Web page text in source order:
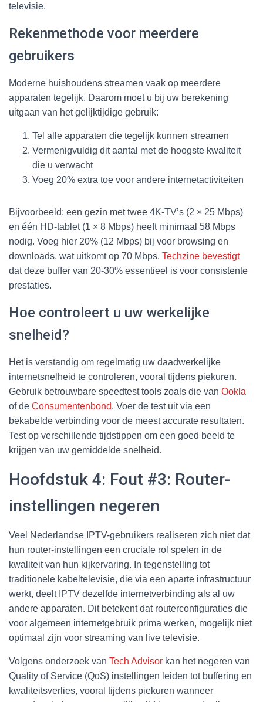
televisie.
Rekenmethode voor meerdere
gebruikers
Moderne huishoudens streamen vaak op meerdere
apparaten tegelijk. Daarom moet u bij uw berekening
uitgaan van het gelijktijdige gebruik:
Tel alle apparaten die tegelijk kunnen streamen
Vermenigvuldig dit aantal met de hoogste kwaliteit
die u verwacht
Voeg 20% extra toe voor andere internetactiviteiten
Bijvoorbeeld: een gezin met twee 4K-TV’s (2 × 25 Mbps)
en één HD-tablet (1 × 8 Mbps) heeft minimaal 58 Mbps
nodig. Voeg hier 20% (12 Mbps) bij voor browsing en
downloads, wat uitkomt op 70 Mbps. Techzine bevestigt
dat deze buffer van 20-30% essentieel is voor consistente
prestaties.
Hoe controleert u uw werkelijke
snelheid?
Het is verstandig om regelmatig uw daadwerkelijke
internetsnelheid te controleren, vooral tijdens piekuren.
Gebruik betrouwbare speedtest tools zoals die van Ookla
of de Consumentenbond. Voer de test uit via een
bekabelde verbinding voor de meest accurate resultaten.
Test op verschillende tijdstippen om een goed beeld te
krijgen van uw gemiddelde snelheid.
Hoofdstuk 4: Fout #3: Router-
instellingen negeren
Veel Nederlandse IPTV-gebruikers realiseren zich niet dat
hun router-instellingen een cruciale rol spelen in de
kwaliteit van hun kijkervaring. In tegenstelling tot
traditionele kabeltelevisie, die via een aparte infrastructuur
werkt, deelt IPTV dezelfde internetverbinding als al uw
andere apparaten. Dit betekent dat routerconfiguraties die
voor algemeen internetgebruik prima werken, mogelijk niet
optimaal zijn voor streaming van live televisie.
Volgens onderzoek van Tech Advisor kan het negeren van
Quality of Service (QoS) instellingen leiden tot buffering en
kwaliteitsverlies, vooral tijdens piekuren wanneer